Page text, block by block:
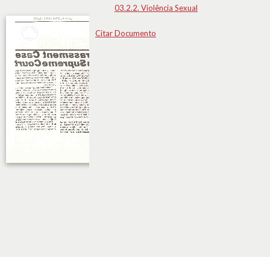
03.2.2. Violência Sexual
Citar Documento